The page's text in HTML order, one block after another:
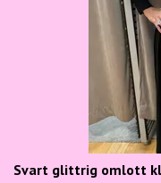
Svart glittrig omlott